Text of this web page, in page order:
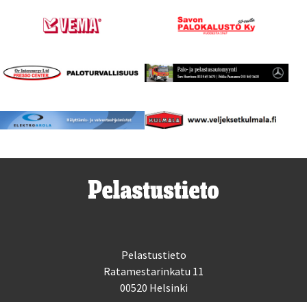
Pelastustieto
Ratamestarinkatu 11
00520 Helsinki